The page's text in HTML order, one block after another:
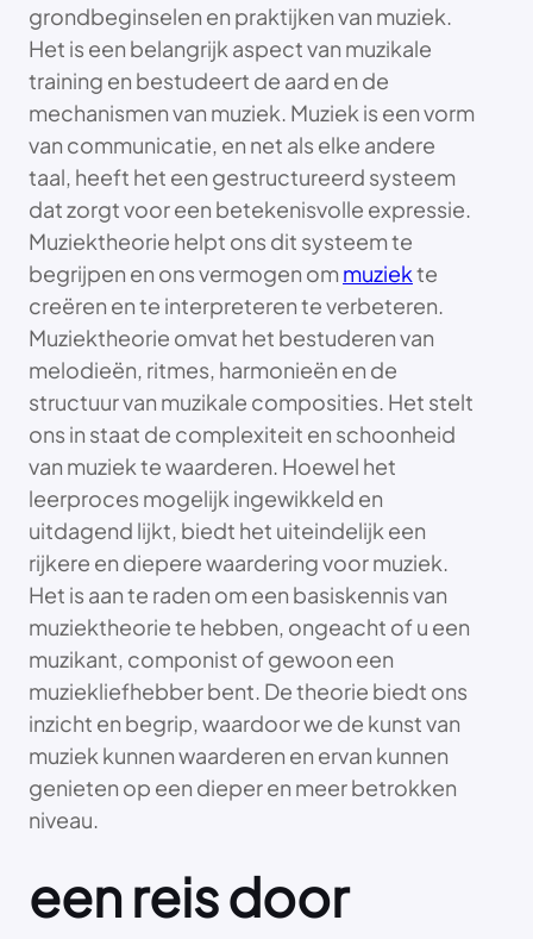
grondbeginselen en praktijken van muziek.
Het is een belangrijk aspect van muzikale
training en bestudeert de aard en de
mechanismen van muziek. Muziek is een vorm
van communicatie, en net als elke andere
taal, heeft het een gestructureerd systeem
dat zorgt voor een betekenisvolle expressie.
Muziektheorie helpt ons dit systeem te
begrijpen en ons vermogen ommuziekte
creëren en te interpreteren te verbeteren.
Muziektheorie omvat het bestuderen van
melodieën, ritmes, harmonieën en de
structuur van muzikale composities. Het stelt
ons in staat de complexiteit en schoonheid
van muziek te waarderen. Hoewel het
leerproces mogelijk ingewikkeld en
uitdagend lijkt, biedt het uiteindelijk een
rijkere en diepere waardering voor muziek.
Het is aan te raden om een basiskennis van
muziektheorie te hebben, ongeacht of u een
muzikant, componist of gewoon een
muziekliefhebber bent. De theorie biedt ons
inzicht en begrip, waardoor we de kunst van
muziek kunnen waarderen en ervan kunnen
genieten op een dieper en meer betrokken
niveau.
een reis door